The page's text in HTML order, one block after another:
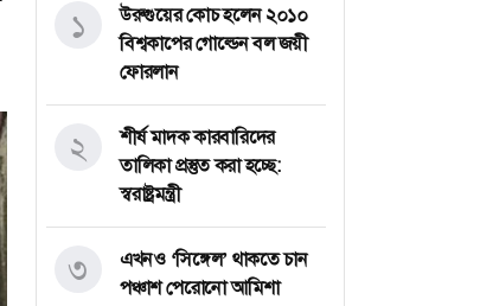
উরুগুয়ের কোচ হলেন ২০১০
বিশ্বকাপের গোল্ডেন বল জয়ী
ফোরলান
১
শীর্ষ মাদক কারবারিদের
তালিকা প্রস্তুত করা হচ্ছে:
স্বরাষ্ট্রমন্ত্রী
২
এখনও ‘সিঙ্গেল’ থাকতে চান
পঞ্চাশ পেরোনো আমিশা
৩